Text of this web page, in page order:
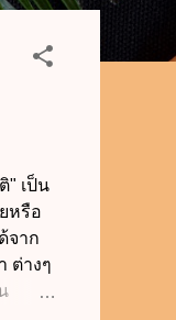
" เป็น
หรือ
จาก
ต่างๆ